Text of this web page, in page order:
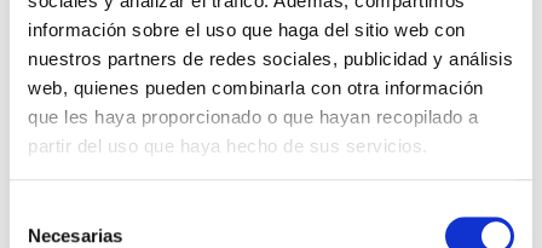
información sobre el uso que haga del sitio web con
nuestros partners de redes sociales, publicidad y análisis
web, quienes pueden combinarla con otra información
que les haya proporcionado o que hayan recopilado a
partir del uso que haya hecho de sus servicios.
Necesarias
9,99€ 0,50€ (5%)
9,49€
Stock:-
Comprar
15,20€
Comprar